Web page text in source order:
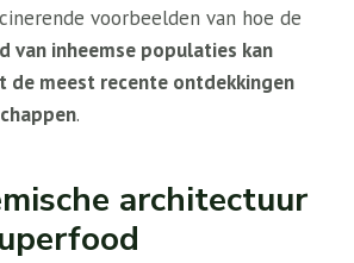
voorbeelden van hoe de
van inheemse populaties kan
de meest recente ontdekkingen
.
architectuur